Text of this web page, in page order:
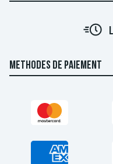
METHODES DE PAIEMENT